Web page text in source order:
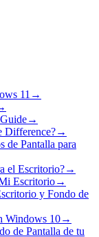
11 →
→
Difference?→
de Pantalla para
el Escritorio?→
Escritorio→
y Fondo de
Windows 10→
de Pantalla de tu